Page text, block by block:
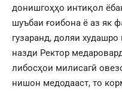
донишгоҳҳо интиқол
шуъбаи ғоибона ё аз як
гузаранд, доляи
назди Ректор
либосҳои милисагӣ
нишон медодааст, то